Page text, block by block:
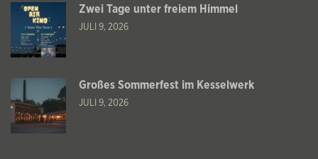
Zwei Tage unter freiem Himmel
JULI 9, 2026
Großes Sommerfest im Kesselwerk
JULI 9, 2026